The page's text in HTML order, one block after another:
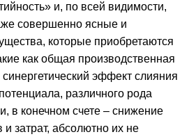
и, по всей видимости,
совершенно ясные и
которые приобретаются
как общая производственная
эффект слияния
различного рода
в конечном счете – снижение
затрат, абсолютно их не